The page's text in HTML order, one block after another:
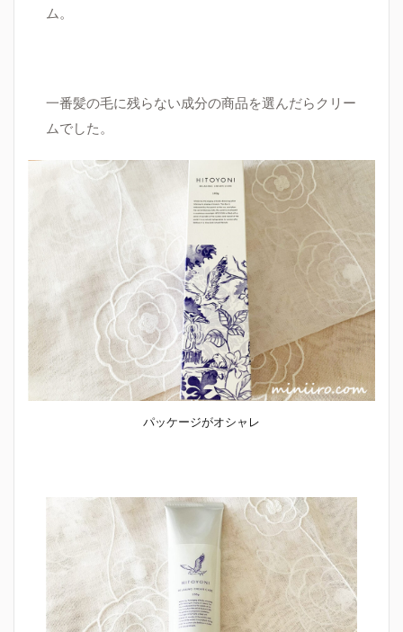
ム。
一番髪の毛に残らない成分の商品を選んだらクリー
ムでした。
パッケージがオシャレ